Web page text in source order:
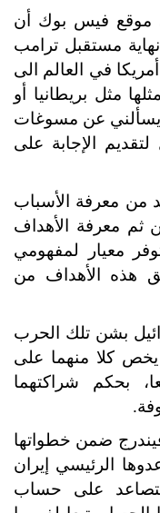
موقع فيس بوك أن
مستقبل ترامب
في العالم الى
مثل بريطانيا أو
يسألني عن مسوغات
الإجابة على
من معرفة الأسباب
ثم معرفة الأهداف
معيار لمفهومي
هذه الأهداف من
بشن تلك الحرب
يخص كلا منهما على
بحكم شراكتهما
ضمن خطواتها
الرئيسي إيران
على حساب